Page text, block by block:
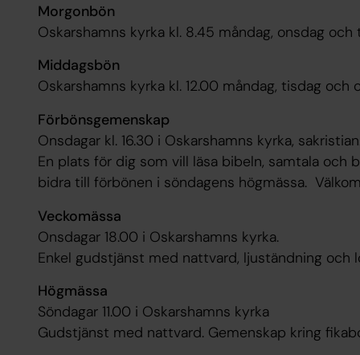
Morgonbön
Oskarshamns kyrka kl. 8.45 måndag, onsdag och
Middagsbön
Oskarshamns kyrka kl. 12.00 måndag, tisdag och
Förbönsgemenskap
Onsdagar kl. 16.30 i Oskarshamns kyrka,
En plats för dig som vill läsa bibeln, samtala och
bidra till förbönen i söndagens högmässa.
Veckomässa
Onsdagar 18.00 i Oskarshamns kyrka.
Enkel gudstjänst med nattvard, ljuständning och
Högmässa
Söndagar 11.00 i Oskarshamns kyrka
Gudstjänst med nattvard. Gemenskap kring